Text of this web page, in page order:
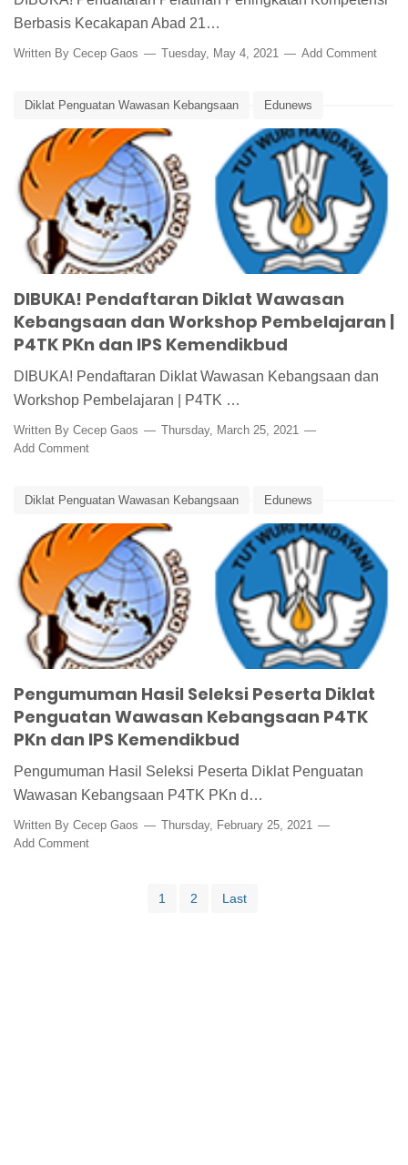
Berbasis Kecakapan Abad 21…
Written By Cecep Gaos Tuesday, May 4, 2021 Add Comment
Diklat Penguatan Wawasan Kebangsaan Edunews
Kemendikbud P4TK PKn dan IPS Workshop Pembelajaran
DIBUKA! Pendaftaran Diklat Wawasan
Kebangsaan dan Workshop Pembelajaran |
P4TK PKn dan IPS Kemendikbud
DIBUKA! Pendaftaran Diklat Wawasan Kebangsaan dan
Workshop Pembelajaran | P4TK …
Written By Cecep Gaos
Thursday, March 25, 2021
Add Comment
Diklat Penguatan Wawasan Kebangsaan Edunews
P4TK PKn dan IPS
Pendidikan dan Pelatihan Wawasan Kebangsaan
Pengumuman Hasil Seleksi Peserta Diklat
Penguatan Wawasan Kebangsaan P4TK
PKn dan IPS Kemendikbud
Pengumuman Hasil Seleksi Peserta Diklat Penguatan
Wawasan Kebangsaan P4TK PKn d…
Written By Cecep Gaos
Thursday, February 25, 2021
Add Comment
1 2 Last